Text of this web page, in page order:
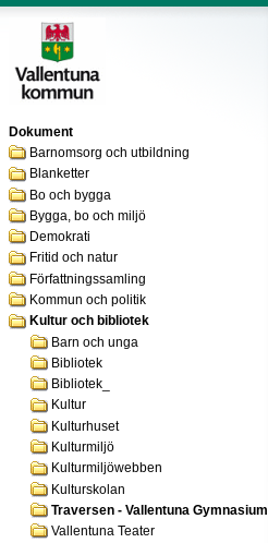
Dokument
Barnomsorg och utbildning
Blanketter
Bo och bygga
Bygga, bo och miljö
Demokrati
Fritid och natur
Författningssamling
Kommun och politik
Kultur och bibliotek
Barn och unga
Bibliotek
Bibliotek_
Kultur
Kulturhuset
Kulturmiljö
Kulturmiljöwebben
Kulturskolan
Traversen - Vallentuna Gymnasium
Vallentuna Teater